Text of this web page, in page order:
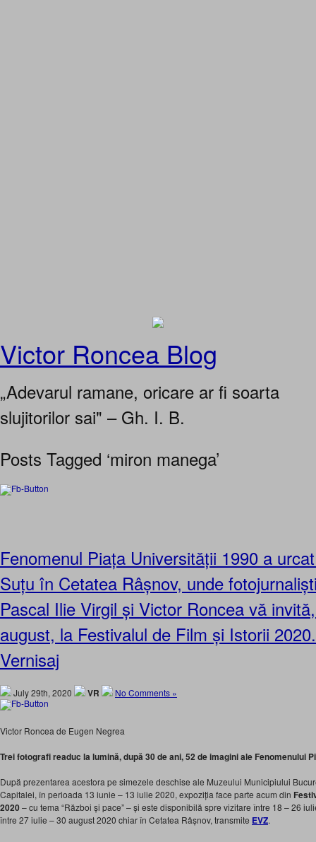
Victor Roncea Blog
„Adevarul ramane, oricare ar fi soarta
slujitorilor sai" – Gh. I. B.
Posts Tagged ‘miron manega’
Fenomenul Piața Universității 1990 a
Suțu în Cetatea Râșnov, unde
Pascal Ilie Virgil și Victor Roncea vă
august, la Festivalul de Film și Istorii
Vernisaj
July 29th, 2020 VR No Comments »
Victor Roncea de Eugen Negrea
Trei fotografi readuc la lumină, după 30 de ani, 52 de imagini ale Fenomenului
După prezentarea acestora pe simezele deschise ale Muzeului Municipiului
Capitalei, în perioada 13 iunie – 13 iulie 2020, expoziția face parte acum din
2020– cu tema “Război și pace” – și este disponibilă spre vizitare între 18 – 26
între 27 iulie – 30 august 2020 chiar în Cetatea Râșnov, transmite EVZ.